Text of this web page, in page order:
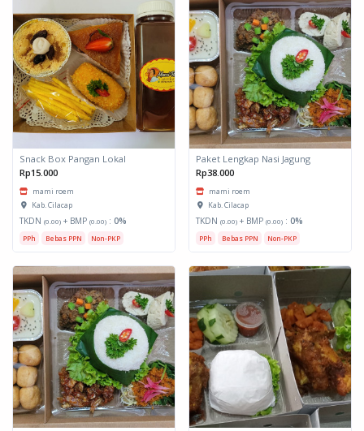
Snack Box Pangan Lokal
Rp15.000
mami roem
Kab. Cilacap
TKDN (0.00) + BMP (0.00) : 0%
PPh Bebas PPN Non-PKP
Paket Lengkap Nasi Jagung
Rp38.000
mami roem
Kab. Cilacap
TKDN (0.00) + BMP (0.00) : 0%
PPh Bebas PPN Non-PKP